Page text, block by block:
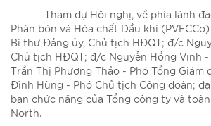
Tham dự Hội nghị, về phía lãnh
Phân bón và Hóa chất Dầu khí
Bí thư Đảng ủy, Chủ tịch HĐQT; đ/c
Chủ tịch HĐQT; đ/c Nguyễn Hồng Vinh
Trần Thị Phương Thảo - Phó Tổng Giám
Đình Hùng - Phó Chủ tịch Công đoàn;
ban chức năng của Tổng công ty và
North.